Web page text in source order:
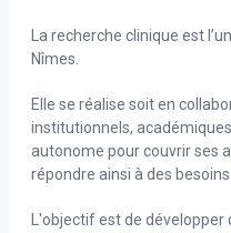
La recherche clinique est
Nîmes.
Elle se réalise soit en
institutionnels,
autonome pour couvrir ses
répondre ainsi à des
L'objectif est de développer